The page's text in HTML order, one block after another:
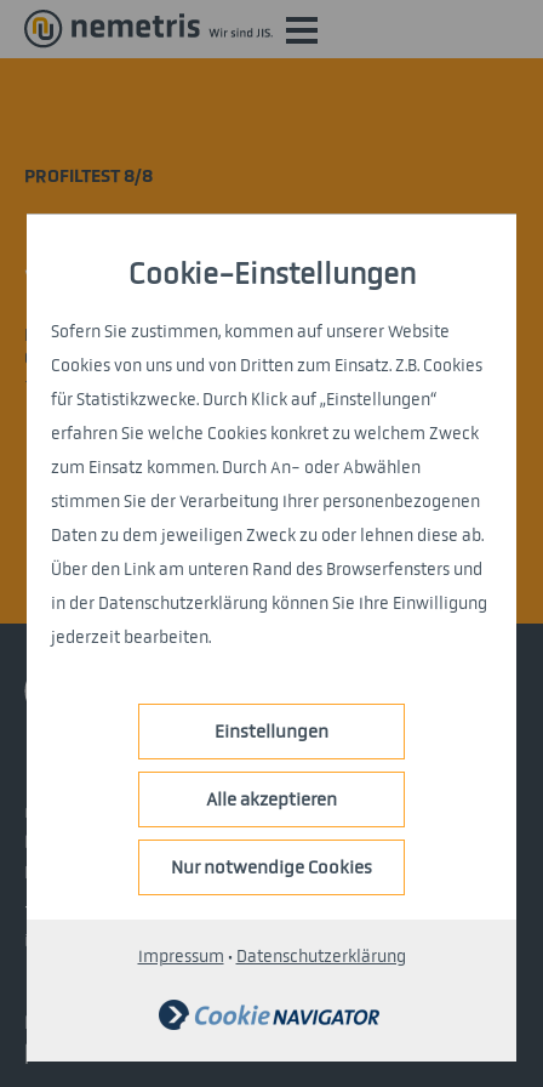
Cookie-Einstellungen
Sofern Sie zustimmen, kommen auf unserer Website
Cookies von uns und von Dritten zum Einsatz. Z.B. Cookies
für Statistikzwecke. Durch Klick auf „Einstellungen“
erfahren Sie welche Cookies konkret zu welchem Zweck
zum Einsatz kommen. Durch An- oder Abwählen
stimmen Sie der Verarbeitung Ihrer personenbezogenen
Daten zu dem jeweiligen Zweck zu oder lehnen diese ab.
Über den Link am unteren Rand des Browserfensters und
in der Datenschutzerklärung können Sie Ihre Einwilligung
jederzeit bearbeiten.
Einstellungen
Alle akzeptieren
Nur notwendige Cookies
Impressum · Datenschutzerklärung
PROFILTEST 8/8
Vielen Dank!
Das reicht uns fürs Erste. Alles andere klären wir persönlich.
Carmen Lang meldet sich bei Dir
– werktags schon innerhalb der nächsten 24 Stunden!
nemetris GmbH
Hechinger Straße 48
D-72406 Bisingen
+49 7476 498 96-00
info@nemetris.com
Impressum Datenschutz News